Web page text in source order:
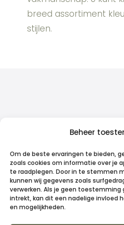
Beheer
Om de beste ervaringen te bieden,
zoals cookies om informatie over je
te raadplegen. Door in te stemmen
kunnen wij gegevens zoals
verwerken. Als je geen
intrekt, kan dit een nadelige invloed
en mogelijkheden.
breed assortiment
stijlen.
LuxxOut